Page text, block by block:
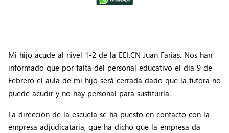
Mi hijo acude al nivel 1-2 de la EEI.CN Juan Farias. Nos han
informado que por falta del personal educativo el día 9 de
Febrero el aula de mi hijo será cerrada dado que la tutora no
puede acudir y no hay personal para sustituirla.
La dirección de la escuela se ha puesto en contacto con la
empresa adjudicataria, que ha dicho que la empresa da